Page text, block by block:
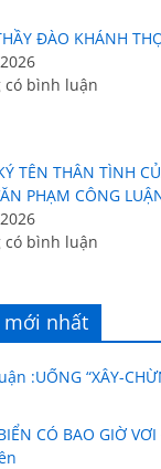
ĐÀO KHÁNH
có bình luận
TÊN THÂN TÌNH
PHẠM CÔNG
có bình luận
mới nhất
:UỐNG “XÂY-
CÓ BAO GIỜ